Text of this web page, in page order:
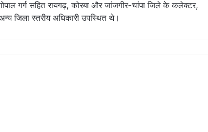
गर्ग सहित रायगढ़, कोरबा और जांजगीर-चांपा जिले के कलेक्टर,
जिला स्तरीय अधिकारी उपस्थित थे।